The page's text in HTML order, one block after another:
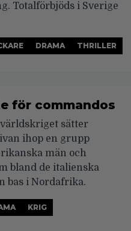
Totalförbjöds i Sverige
DRAMA THRILLER
för commandos
sätter
ihop en grupp
män och
bland de italienska
bas i Nordafrika.
KRIG